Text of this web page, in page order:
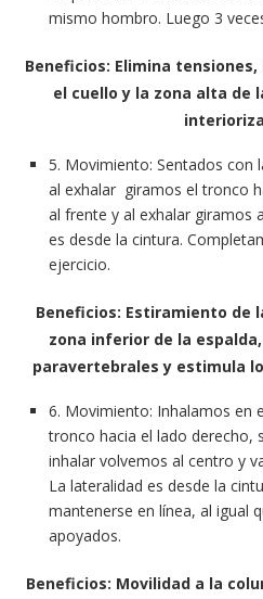
mismo hombro. Luego 3
Beneficios: Elimina
el cuello y la zona alta de
5. Movimiento: Sentados con
al exhalar giramos el tronco
al frente y al exhalar giramos
es desde la cintura.
ejercicio.
Beneficios: Estiramiento de
zona inferior de la
paravertebrales y estimula
6. Movimiento: Inhalamos en
tronco hacia el lado derecho,
inhalar volvemos al centro y
La lateralidad es desde la
mantenerse en línea, al igual
apoyados.
Beneficios: Movilidad a la